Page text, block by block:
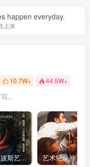
happen everyday.
上演
10.7W+ 44.5W+
...
艺术纪录片《波斯艺术 Art of Persia》下载